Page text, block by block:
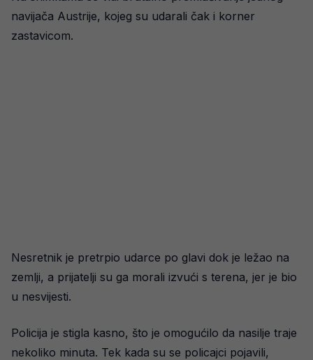
navijača Austrije, kojeg su udarali čak i korner
zastavicom.
Nesretnik je pretrpio udarce po glavi dok je ležao na
zemlji, a prijatelji su ga morali izvući s terena, jer je bio
u nesvijesti.
Policija je stigla kasno, što je omogućilo da nasilje traje
nekoliko minuta. Tek kada su se policajci pojavili,